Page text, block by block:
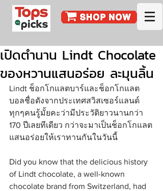
เปิดตำนาน Lindt Chocolate
ของหวานแสนอร่อย ละมุนลิ้น
Lindt ช็อกโกแลตบาร์และช็อกโกแลต
บอลชื่อดังจากประเทศสวิสเซอร์แลนด์
ทุกๆคนรู้มั้ยคะว่ามีประวัติยาวนานกว่า
170 ปีเลยทีเดียว กว่าจะมาเป็นช็อกโกแลต
แสนอร่อยให้เราทานกันในวันนี้
Did you know that the delicious history
of Lindt chocolate, a well-known
chocolate brand from Switzerland, had